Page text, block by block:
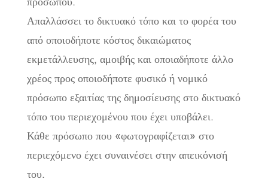
Απαλλάσσει το δικτυακό τόπο και το φορέα του
από οποιοδήποτε κόστος δικαιώματος
εκμετάλλευσης, αμοιβής και οποιαδήποτε άλλο
χρέος προς οποιοδήποτε φυσικό ή νομικό
πρόσωπο εξαιτίας της δημοσίευσης στο δικτυακό
τόπο του περιεχομένου που έχει υποβάλει.
Κάθε πρόσωπο που «φωτογραφίζεται» στο
περιεχόμενο έχει συναινέσει στην απεικόνισή
του.